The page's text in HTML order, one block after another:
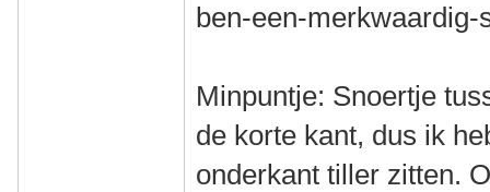
ben-een-
Minpuntje: Snoertje
de korte kant, dus ik
onderkant tiller zitten.